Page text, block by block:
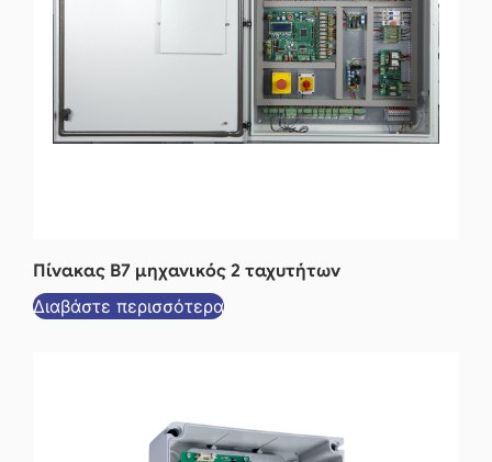
Πίνακας Β7 μηχανικός 2 ταχυτήτων
Διαβάστε περισσότερα